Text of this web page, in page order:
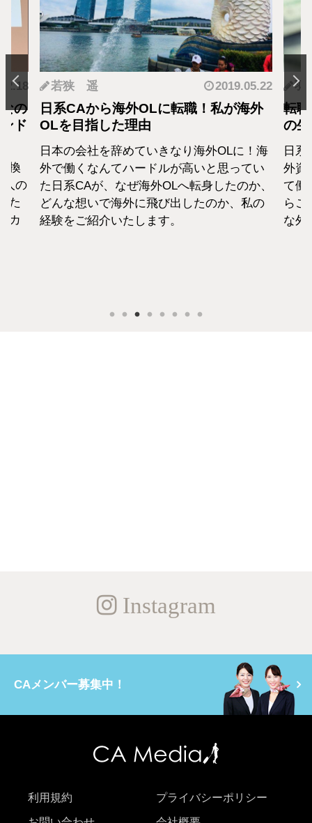
の
ド
換
人の
た
カ
若狭 遥 2019.05.22
日系CAから海外OLに転職！私が海外
OLを目指した理由
日本の会社を辞めていきなり海外OLに！海
外で働くなんてハードルが高いと思ってい
た日系CAが、なぜ海外OLへ転身したのか、
どんな想いで海外に飛び出したのか、私の
経験をご紹介いたします。
羽
転
の
日
外資
て働
らこ
な外
Instagram
CAメンバー募集中！
利用規約 プライバシーポリシー